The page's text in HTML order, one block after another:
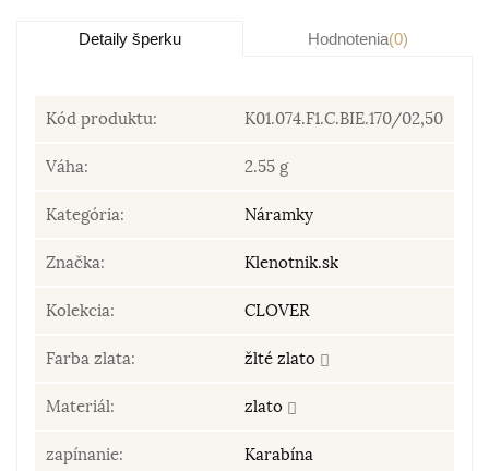
Detaily šperku Hodnotenia(0)
Kód produktu: K01.074.F1.C.BIE.170/02,50
Váha: 2.55 g
Kategória: Náramky
Značka: Klenotnik.sk
Kolekcia: CLOVER
Farba zlata: žlté zlato
Materiál: zlato
zapínanie: Karabína